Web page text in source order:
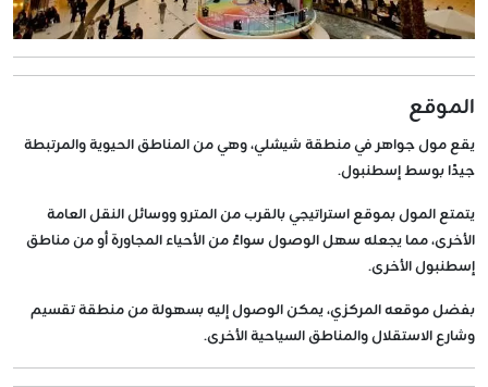
الموقع
يقع مول جواهر في منطقة شيشلي، وهي من المناطق الحيوية والمرتبطة
جيدًا بوسط إسطنبول.
يتمتع المول بموقع استراتيجي بالقرب من المترو ووسائل النقل العامة
الأخرى، مما يجعله سهل الوصول سواءً من الأحياء المجاورة أو من مناطق
إسطنبول الأخرى.
بفضل موقعه المركزي، يمكن الوصول إليه بسهولة من منطقة تقسيم
وشارع الاستقلال والمناطق السياحية الأخرى.